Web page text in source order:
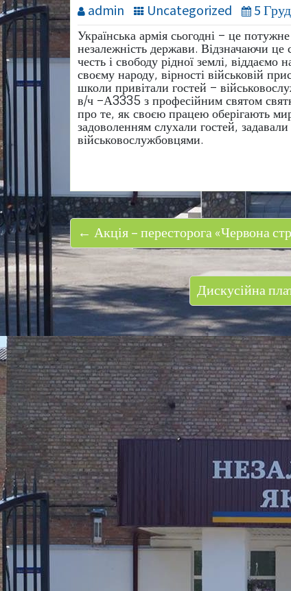
admin Uncategorized 5
Українська армія сьогодні – це
незалежність держави. Відзначаючи
честь і свободу рідної землі, віддаємо
своєму народу, вірності військовій
школи привітали гостей –
в/ч –А3335 з професійним святом
про те, як своєю працею оберігають
задоволенням слухали гостей,
військовослужбовцями.
← Акція – пересторога «Червона
Дискусійна